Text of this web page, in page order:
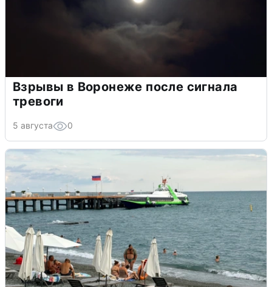
Взрывы в Воронеже после сигнала
тревоги
5 августа 0